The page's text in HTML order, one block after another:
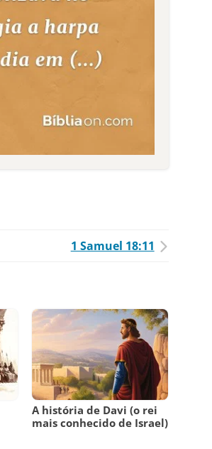
1 Samuel 18:11
A história de Davi (o rei
mais conhecido de Israel)